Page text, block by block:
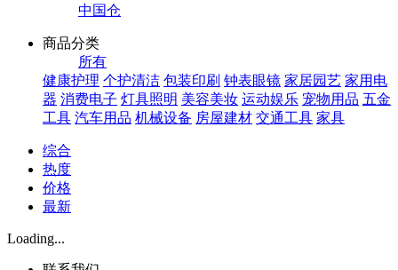
中国仓
商品分类
所有
健康护理 个护清洁 包装印刷 钟表眼镜 家居园艺 家用电
器 消费电子 灯具照明 美容美妆 运动娱乐 宠物用品 五金
工具 汽车用品 机械设备 房屋建材 交通工具 家具
综合
热度
价格
最新
Loading...